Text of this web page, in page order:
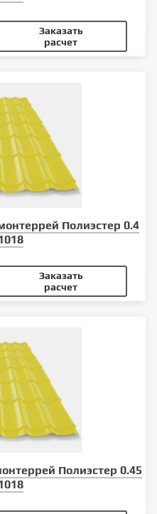
Заказать
расчет
Полиэстер 0.4
Заказать
расчет
Полиэстер 0.45